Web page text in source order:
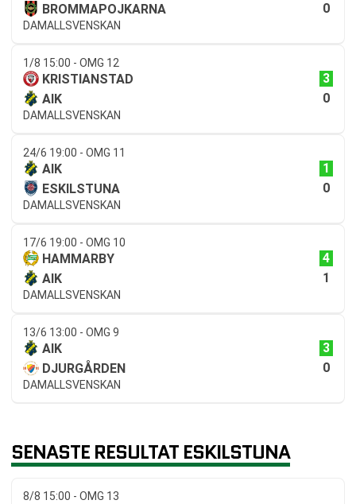
BROMMAPOJKARNA
0
DAMALLSVENSKAN
1/8 15:00 - OMG 12
KRISTIANSTAD
3
AIK
0
DAMALLSVENSKAN
24/6 19:00 - OMG 11
AIK
1
ESKILSTUNA
0
DAMALLSVENSKAN
17/6 19:00 - OMG 10
HAMMARBY
4
AIK
1
DAMALLSVENSKAN
13/6 13:00 - OMG 9
AIK
3
DJURGÅRDEN
0
DAMALLSVENSKAN
SENASTE RESULTAT ESKILSTUNA
8/8 15:00 - OMG 13